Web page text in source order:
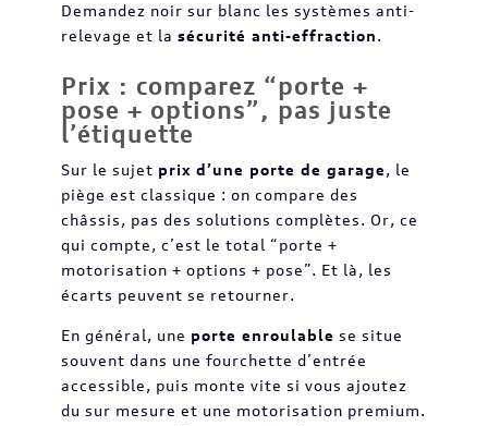
Demandez noir sur blanc les systèmes anti-
relevage et la sécurité anti-effraction.
Prix : comparez “porte +
pose + options”, pas juste
l’étiquette
Sur le sujet prix d’une porte de garage, le
piège est classique : on compare des
châssis, pas des solutions complètes. Or, ce
qui compte, c’est le total “porte +
motorisation + options + pose”. Et là, les
écarts peuvent se retourner.
En général, une porte enroulable se situe
souvent dans une fourchette d’entrée
accessible, puis monte vite si vous ajoutez
du sur mesure et une motorisation premium.